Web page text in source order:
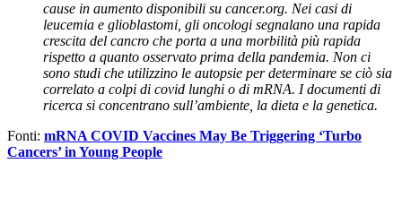
cause in aumento disponibili su cancer.org. Nei casi di
leucemia e glioblastomi, gli oncologi segnalano una rapida
crescita del cancro che porta a una morbilità più rapida
rispetto a quanto osservato prima della pandemia. Non ci
sono studi che utilizzino le autopsie per determinare se ciò sia
correlato a colpi di covid lunghi o di mRNA. I documenti di
ricerca si concentrano sull’ambiente, la dieta e la genetica.
Fonti: mRNA COVID Vaccines May Be Triggering ‘Turbo
Cancers’ in Young People